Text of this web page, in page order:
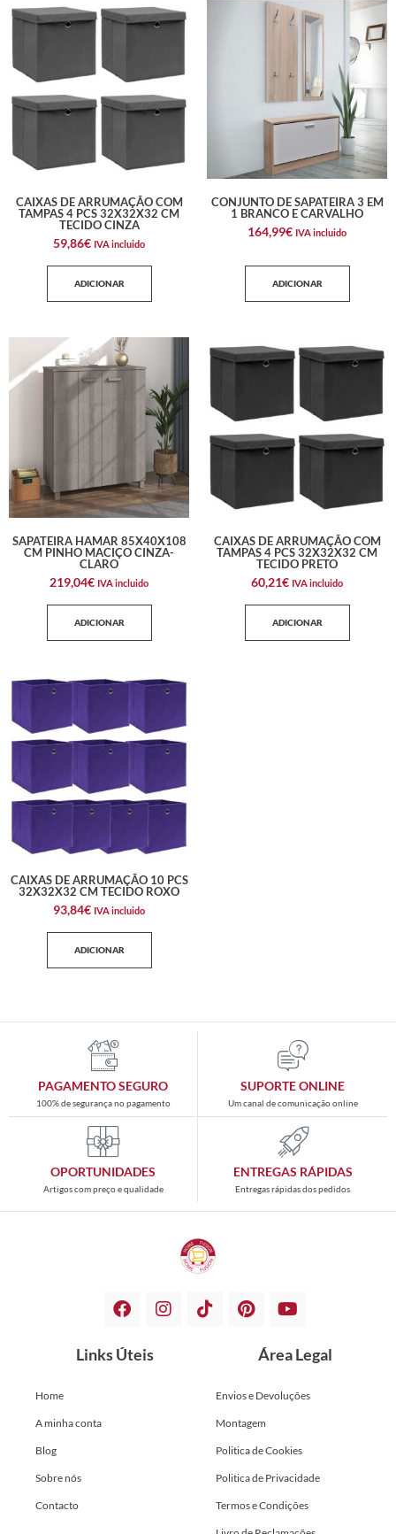
CAIXAS DE ARRUMAÇÃO COM
TAMPAS 4 PCS 32X32X32 CM
TECIDO CINZA
59,86€ IVA incluido
ADICIONAR
CONJUNTO DE SAPATEIRA 3 EM
1 BRANCO E CARVALHO
164,99€ IVA incluido
ADICIONAR
SAPATEIRA HAMAR 85X40X108
CM PINHO MACIÇO CINZA-
CLARO
219,04€ IVA incluido
ADICIONAR
CAIXAS DE ARRUMAÇÃO COM
TAMPAS 4 PCS 32X32X32 CM
TECIDO PRETO
60,21€ IVA incluido
ADICIONAR
CAIXAS DE ARRUMAÇÃO 10 PCS
32X32X32 CM TECIDO ROXO
93,84€ IVA incluido
ADICIONAR
PAGAMENTO SEGURO
100% de segurança no pagamento
SUPORTE ONLINE
Um canal de comunicação online
OPORTUNIDADES
Artigos com preço e qualidade
ENTREGAS RÁPIDAS
Entregas rápidas dos pedidos
Links Úteis
Home
A minha conta
Blog
Sobre nós
Contacto
Área Legal
Envios e Devoluções
Montagem
Politica de Cookies
Politica de Privacidade
Termos e Condições